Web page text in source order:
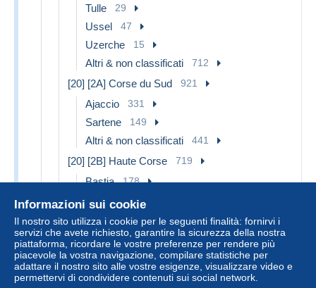
Tulle 29
Ussel 47
Uzerche 15
Altri & non classificati 712
[20] [2A] Corse du Sud 921
Ajaccio 331
Sartene 149
Altri & non classificati 441
[20] [2B] Haute Corse 719
Bastia 178
Calvi
Corte 63
Altri & non classificati 458
[21] Côte d'Or 1.652
Aignay le Duc 5
Informazioni sui cookie
Il nostro sito utilizza i cookie per le seguenti finalità: fornirvi i
servizi che avete richiesto, garantire la sicurezza della nostra
piattaforma, ricordare le vostre preferenze per rendere più
piacevole la vostra navigazione, compilare statistiche per
adattare il nostro sito alle vostre esigenze, visualizzare video e
permettervi di condividere contenuti sui social network.